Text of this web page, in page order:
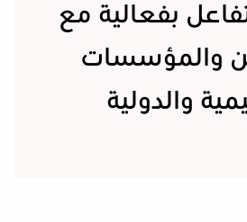
بفعالية مع
والمؤسسات
والدولية